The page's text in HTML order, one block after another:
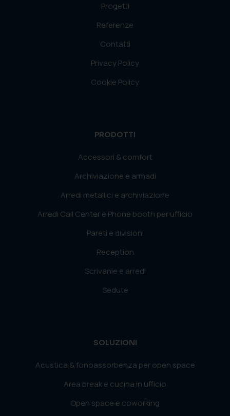
Progetti
Referenze
Contatti
Privacy Policy
Cookie Policy
PRODOTTI
Accessori & comfort
Archiviazione e armadi
Arredi metallici e archiviazione
Arredi Call Center e Phone booth per ufficio
Pareti e divisioni
Reception
Scrivanie e arredi
Sedute
SOLUZIONI
Acustica & fonoassorbenza per open space
Area break e cucina in ufficio
Open space e coworking